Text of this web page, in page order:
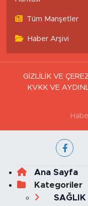
Tüm Manşetler
Haber Arşivi
GİZLİLİK VE
KVKK VE
Ana Sayfa
Kategoriler
SAĞLIK